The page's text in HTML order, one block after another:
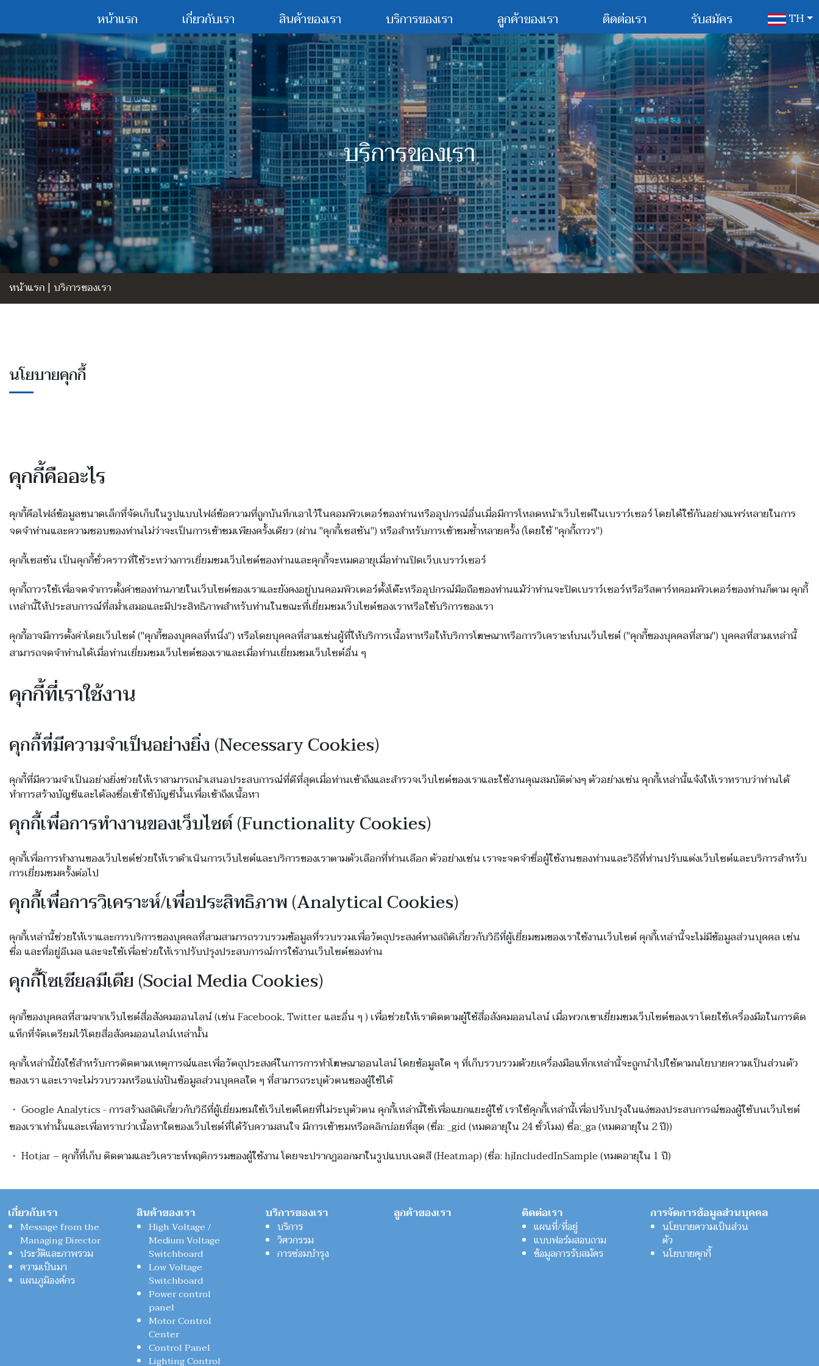
TH
หน้าแรก เกี่ยวกับเรา สินค้าของเรา บริการของเรา ลูกค้าของเรา ติดต่อเรา รับสมัคร
บริการของเรา
หน้าแรก | บริการของเรา
นโยบายคุกกี้
คุกกี้คืออะไร
คุกกี้คือไฟล์ข้อมูลขนาดเล็กที่จัดเก็บในรูปแบบไฟล์ข้อความที่ถูกบันทึกเอาไว้ในคอมพิวเตอร์ของท่านหรืออุปกรณ์อื่นเมื่อมีการโหลดหน้าเว็บไซต์ในเบราว์เซอร์ โดยได้ใช้กันอย่างแพร่หลายในการ
จดจำท่านและความชอบของท่านไม่ว่าจะเป็นการเข้าชมเพียงครั้งเดียว (ผ่าน "คุกกี้เซสชัน") หรือสำหรับการเข้าชมซ้ำหลายครั้ง (โดยใช้ "คุกกี้ถาวร")
คุกกี้เซสชัน เป็นคุกกี้ชั่วคราวที่ใช้ระหว่างการเยี่ยมชมเว็บไซต์ของท่านและคุกกี้จะหมดอายุเมื่อท่านปิดเว็บเบราว์เซอร์
คุกกี้ถาวรใช้เพื่อจดจำการตั้งค่าของท่านภายในเว็บไซต์ของเราและยังคงอยู่บนคอมพิวเตอร์ตั้งโต๊ะหรืออุปกรณ์มือถือของท่านแม้ว่าท่านจะปิดเบราว์เซอร์หรือรีสตาร์ทคอมพิวเตอร์ของท่านก็ตาม คุกกี้
เหล่านี้ให้ประสบการณ์ที่สม่ำเสมอและมีประสิทธิภาพสำหรับท่านในขณะที่เยี่ยมชมเว็บไซต์ของเราหรือใช้บริการของเรา
คุกกี้อาจมีการตั้งค่าโดยเว็บไซต์ ("คุกกี้ของบุคคลที่หนึ่ง") หรือโดยบุคคลที่สามเช่นผู้ที่ให้บริการเนื้อหาหรือให้บริการโฆษณาหรือการวิเคราะห์บนเว็บไซต์ ("คุกกี้ของบุคคลที่สาม") บุคคลที่สามเหล่านี้
สามารถจดจำท่านได้เมื่อท่านเยี่ยมชมเว็บไซต์ของเราและเมื่อท่านเยี่ยมชมเว็บไซต์อื่น ๆ
คุกกี้ที่เราใช้งาน
คุกกี้ที่มีความจำเป็นอย่างยิ่ง (Necessary Cookies)
คุกกี้ที่มีความจำเป็นอย่างยิ่งช่วยให้เราสามารถนำเสนอประสบการณ์ที่ดีที่สุดเมื่อท่านเข้าถึงและสำรวจเว็บไซต์ของเราและใช้งานคุณสมบัติต่างๆ ตัวอย่างเช่น คุกกี้เหล่านี้แจ้งให้เราทราบว่าท่านได้
ทำการสร้างบัญชีและได้ลงชื่อเข้าใช้บัญชีนั้นเพื่อเข้าถึงเนื้อหา
คุกกี้เพื่อการทำงานของเว็บไซต์ (Functionality Cookies)
คุกกี้เพื่อการทำงานของเว็บไซต์ช่วยให้เราดำเนินการเว็บไซต์และบริการของเราตามตัวเลือกที่ท่านเลือก ตัวอย่างเช่น เราจะจดจำชื่อผู้ใช้งานของท่านและวิธีที่ท่านปรับแต่งเว็บไซต์และบริการสำหรับ
การเยี่ยมชมครั้งต่อไป
คุกกี้เพื่อการวิเคราะห์/เพื่อประสิทธิภาพ (Analytical Cookies)
คุกกี้เหล่านี้ช่วยให้เราและการบริการของบุคคลที่สามสามารถรวบรวมข้อมูลที่รวบรวมเพื่อวัตถุประสงค์ทางสถิติเกี่ยวกับวิธีที่ผู้เยี่ยมชมของเราใช้งานเว็บไซต์ คุกกี้เหล่านี้จะไม่มีข้อมูลส่วนบุคคล เช่น
ชื่อ และที่อยู่อีเมล และจะใช้เพื่อช่วยให้เราปรับปรุงประสบการณ์การใช้งานเว็บไซต์ของท่าน
คุกกี้โซเชียลมีเดีย (Social Media Cookies)
คุกกี้ของบุคคลที่สามจากเว็บไซต์สื่อสังคมออนไลน์ (เช่น Facebook, Twitter และอื่น ๆ ) เพื่อช่วยให้เราติดตามผู้ใช้สื่อสังคมออนไลน์ เมื่อพวกเขาเยี่ยมชมเว็บไซต์ของเรา โดยใช้เครื่องมือในการติด
แท็กที่จัดเตรียมไว้โดยสื่อสังคมออนไลน์เหล่านั้น
คุกกี้เหล่านี้ยังใช้สำหรับการติดตามเหตุการณ์และเพื่อวัตถุประสงค์ในการการทำโฆษณาออนไลน์ โดยข้อมูลใด ๆ ที่เก็บรวบรวมด้วยเครื่องมือแท็กเหล่านี้จะถูกนำไปใช้ตามนโยบายความเป็นส่วนตัว
ของเรา และเราจะไม่รวบรวมหรือแบ่งปันข้อมูลส่วนบุคคลใด ๆ ที่สามารถระบุตัวตนของผู้ใช้ได้
・ Google Analytics - การสร้างสถิติเกี่ยวกับวิธีที่ผู้เยี่ยมชมใช้เว็บไซต์โดยที่ไม่ระบุตัวตน คุกกี้เหล่านี้ใช้เพื่อแยกแยะผู้ใช้ เราใช้คุกกี้เหล่านี้เพื่อปรับปรุงในแง่ของประสบการณ์ของผู้ใช้บนเว็บไซต์
ของเราเท่านั้นและเพื่อทราบว่าเนื้อหาใดของเว็บไซต์ที่ได้รับความสนใจ มีการเข้าชมหรือคลิกบ่อยที่สุด (ชื่อ: _gid (หมดอายุใน 24 ชั่วโมง) ชื่อ:_ga (หมดอายุใน 2 ปี))
・ Hotjar – คุกกี้ที่เก็บ ติดตามและวิเคราะห์พฤติกรรมของผู้ใช้งาน โดยจะปรากฏออกมาในรูปแบบเฉดสี (Heatmap) (ชื่อ: hjIncludedInSample (หมดอายุใน 1 ปี)
เกี่ยวกับเรา
Message from the
Managing Director
ประวัติและภาพรวม
ความเป็นมา
แผนภูมิองค์กร
สินค้าของเรา
High Voltage /
Medium Voltage
Switchboard
Low Voltage
Switchboard
Power control
panel
Motor Control
Center
Control Panel
Lighting Control
บริการของเรา
บริการ
วิศวกรรม
การซ่อมบำรุง
ลูกค้าของเรา ติดต่อเรา
แผนที่/ที่อยู่
แบบฟอร์มสอบถาม
ข้อมูลการรับสมัคร
การจัดการข้อมูลส่วนบุคคล
นโยบายความเป็นส่วน
ตัว
นโยบายคุกกี้